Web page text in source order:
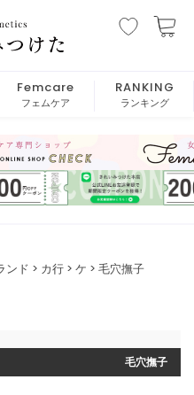
Femcare
フェムケア
RANKING
ランキング
ンド カ行 ケ 毛穴撫子
毛穴撫子